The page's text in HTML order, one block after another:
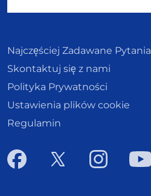
Najczęściej Zadawane Pytania
Skontaktuj się z nami
Polityka Prywatności
Ustawienia plików cookie
Regulamin